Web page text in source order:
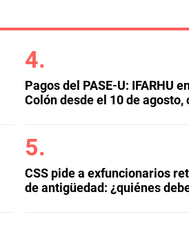
Pagos del PASE-U: IFARHU
Colón desde el 10 de
CSS pide a exfuncionarios
de antigüedad: ¿quiénes